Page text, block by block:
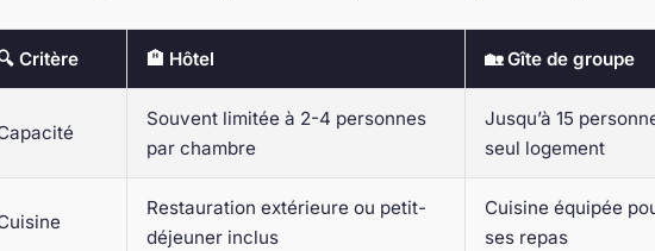
Critère 🏨 Hôtel 🏡 Gîte de groupe
Souvent limitée à 2-4 personnes
par chambre
Jusqu’à 15
seul logement
Restauration extérieure ou petit-
déjeuner inclus
Cuisine équipée
ses repas